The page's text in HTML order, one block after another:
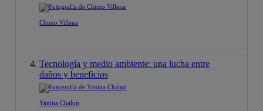
Chimo Villena
Tecnología y medio ambiente: una lucha entre
daños y beneficios
Yanina Chalup